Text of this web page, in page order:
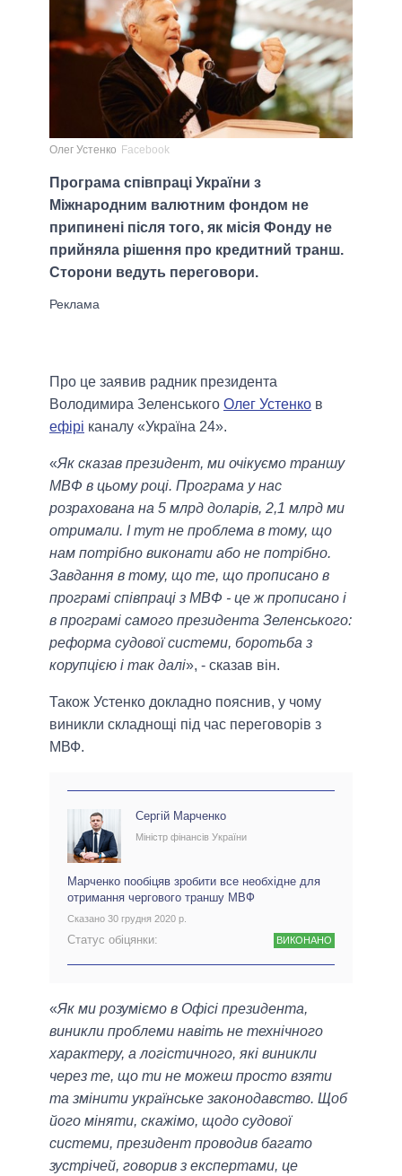
Олег Устенко Facebook
Програма співпраці України з
Міжнародним валютним фондом не
припинені після того, як місія Фонду не
прийняла рішення про кредитний транш.
Сторони ведуть переговори.
Про це заявив радник президента
Володимира Зеленського Олег Устенко в
ефірі каналу «Україна 24».
«Як сказав президент, ми очікуємо траншу
МВФ в цьому році. Програма у нас
розрахована на 5 млрд доларів, 2,1 млрд ми
отримали. І тут не проблема в тому, що
нам потрібно виконати або не потрібно.
Завдання в тому, що те, що прописано в
програмі співпраці з МВФ - це ж прописано і
в програмі самого президента Зеленського:
реформа судової системи, боротьба з
корупцією і так далі», - сказав він.
Також Устенко докладно пояснив, у чому
виникли складнощі під час переговорів з
МВФ.
Сергій Марченко
Міністр фінансів України
Марченко пообіцяв зробити все необхідне для
отримання чергового траншу МВФ
Сказано 30 грудня 2020 р.
Статус обіцянки: ВИКОНАНО
«Як ми розуміємо в Офісі президента,
виникли проблеми навіть не технічного
характеру, а логістичного, які виникли
через те, що ти не можеш просто взяти
та змінити українське законодавство. Щоб
його міняти, скажімо, щодо судової
системи, президент проводив багато
зустрічей, говорив з експертами, це